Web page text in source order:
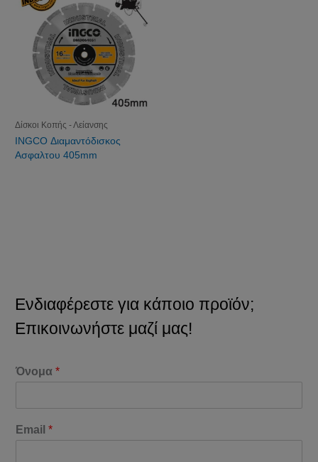
Δίσκοι Κοπής - Λείανσης
INGCO Διαμαντόδισκος
Ασφαλτου 405mm
Ενδιαφέρεστε για κάποιο προϊόν;
Επικοινωνήστε μαζί μας!
Όνομα*
Email*